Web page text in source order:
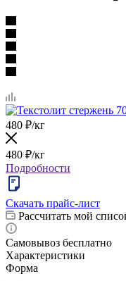
480 ₽/кг
480 ₽/кг
Подробности
Скачать прайс-лист
Рассчитать мой
Самовывоз бесплатно
Характеристики
Форма